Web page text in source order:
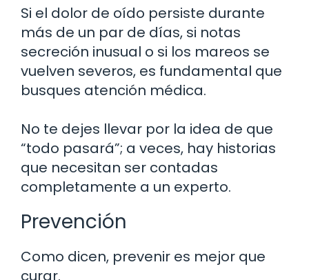
Si el dolor de oído persiste durante
más de un par de días, si notas
secreción inusual o si los mareos se
vuelven severos, es fundamental que
busques atención médica.
No te dejes llevar por la idea de que
“todo pasará”; a veces, hay historias
que necesitan ser contadas
completamente a un experto.
Prevención
Como dicen, prevenir es mejor que
curar.